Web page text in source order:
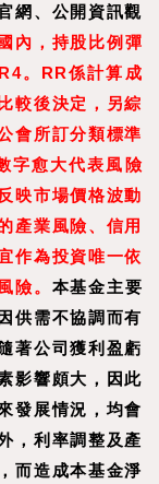
網、公開資訊觀
內，持股比例彈
。RR係計算成
較後決定，另綜
會所訂分類標準
字愈大代表風險
映市場價格波動
產業風險、信用
作為投資唯一依
險。 本基金主要
供需不協調而有
著公司獲利盈虧
影響頗大，因此
發展情況，均會
，利率調整及產
而造成本基金淨